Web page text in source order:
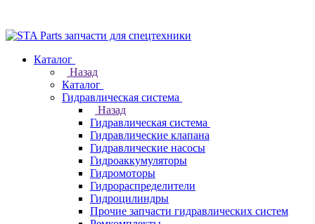
Каталог
Назад
Каталог
Гидравлическая система
Назад
Гидравлическая система
Гидравлические клапана
Гидравлические насосы
Гидроаккумуляторы
Гидромоторы
Гидрораспределители
Гидроцилиндры
Прочие запчасти гидравлических систем